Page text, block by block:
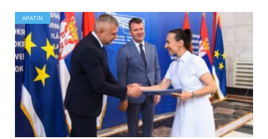
APATIN